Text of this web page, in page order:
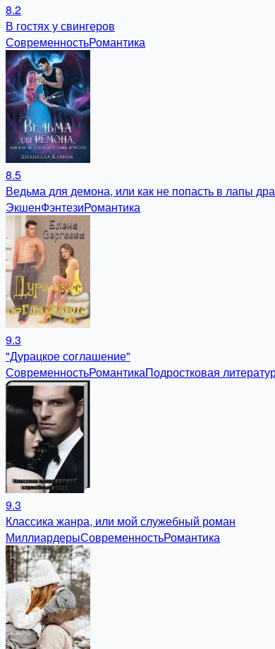
8.2
В гостях у свингеров
СовременностьРомантика
8.5
Ведьма для демона, или как не попасть в лапы
ЭкшенФэнтезиРомантика
9.3
"Дурацкое соглашение"
СовременностьРомантикаПодростковая
9.3
Классика жанра, или мой служебный роман
МиллиардерыСовременностьРомантика